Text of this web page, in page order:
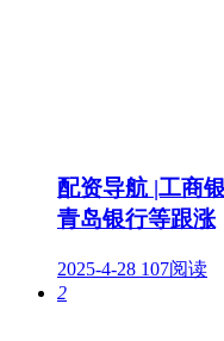
配资导航 |工商
青岛银行等跟涨
2025-4-28 107阅读
2